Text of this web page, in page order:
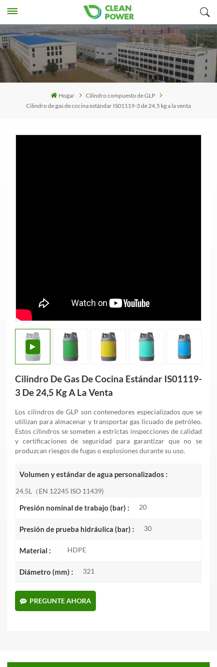
Hogar
Cilindro compuesto de GLP
Cilindro de gas de cocina estándar IS01119-3 de 24,5 kg a la venta
Cilindro De Gas De Cocina Estándar IS01119-
3 De 24,5 Kg A La Venta
Los cilindros de GLP son contenedores especializados que se
utilizan para almacenar y transportar gas licuado de petróleo.
Estos cilindros se someten a estrictas inspecciones de calidad
y certificaciones de seguridad para garantizar que no se
produzcan riesgos de fugas o explosiones durante su uso.
Volumen y estándar de agua personalizados :
24.5L（EN 12245 ISO 11439)
Presión nominal de trabajo (bar) : 20
Presión de prueba hidráulica (bar) : 30
Material : HDPE
Diámetro (mm) : 321
PREGUNTE AHORA